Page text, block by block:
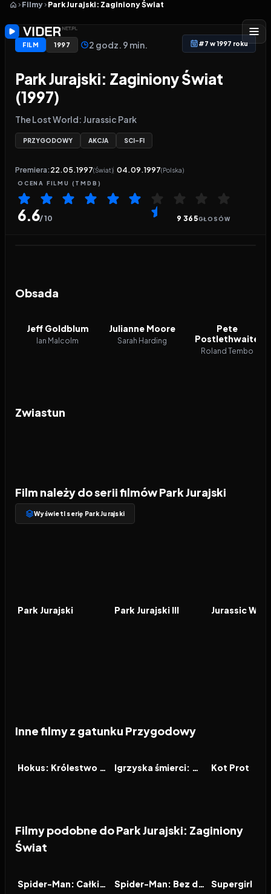
Filmy Park Jurajski: Zaginiony Świat
FILM 1997 2 godz. 9 min. #7 w 1997 roku
Park Jurajski: Zaginiony Świat
(1997)
The Lost World: Jurassic Park
PRZYGODOWY AKCJA SCI-FI
Premiera: 22.05.1997(Świat) 04.09.1997(Polska)
OCENA FILMU (TMDB)
6.6/ 10 9 365GŁOSÓW
Obsada
Jeff Goldblum
Ian Malcolm
Julianne Moore
Sarah Harding
Pete
Postlethwaite
Roland Tembo
Zwiastun
Film należy do serii filmów Park Jurajski
Wyświetl serię Park Jurajski
FILM
Park Jurajski FILM
Park Jurajski III FILM
Jurassic
Inne filmy z gatunku Przygodowy
FILM Hokus: Królestwo magii FILM Igrzyska śmierci: Wschód słońca w dniu dożynek FILM
Kot Prot
Filmy podobne do Park Jurajski: Zaginiony
Świat
FILM Spider-Man: Całkiem nowy dzień FILM Spider-Man: Bez drogi do domu FILM
Supergirl